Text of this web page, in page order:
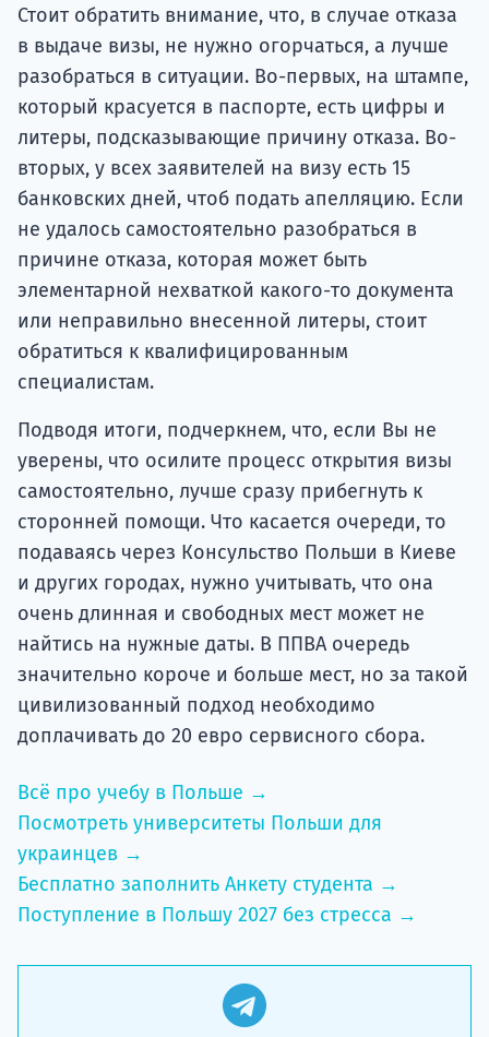
Стоит обратить внимание, что, в случае отказа
в выдаче визы, не нужно огорчаться, а лучше
разобраться в ситуации. Во-первых, на штампе,
который красуется в паспорте, есть цифры и
литеры, подсказывающие причину отказа. Во-
вторых, у всех заявителей на визу есть 15
банковских дней, чтоб подать апелляцию. Если
не удалось самостоятельно разобраться в
причине отказа, которая может быть
элементарной нехваткой какого-то документа
или неправильно внесенной литеры, стоит
обратиться к квалифицированным
специалистам.
Подводя итоги, подчеркнем, что, если Вы не
уверены, что осилите процесс открытия визы
самостоятельно, лучше сразу прибегнуть к
сторонней помощи. Что касается очереди, то
подаваясь через Консульство Польши в Киеве
и других городах, нужно учитывать, что она
очень длинная и свободных мест может не
найтись на нужные даты. В ППВА очередь
значительно короче и больше мест, но за такой
цивилизованный подход необходимо
доплачивать до 20 евро сервисного сбора.
Всё про учебу в Польше →
Посмотреть университеты Польши для
украинцев →
Бесплатно заполнить Анкету студента →
Поступление в Польшу 2027 без стресса →